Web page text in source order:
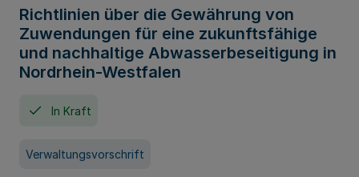
Richtlinien über die Gewährung von
Zuwendungen für eine zukunftsfähige
und nachhaltige Abwasserbeseitigung in
Nordrhein-Westfalen
In Kraft
Verwaltungsvorschrift